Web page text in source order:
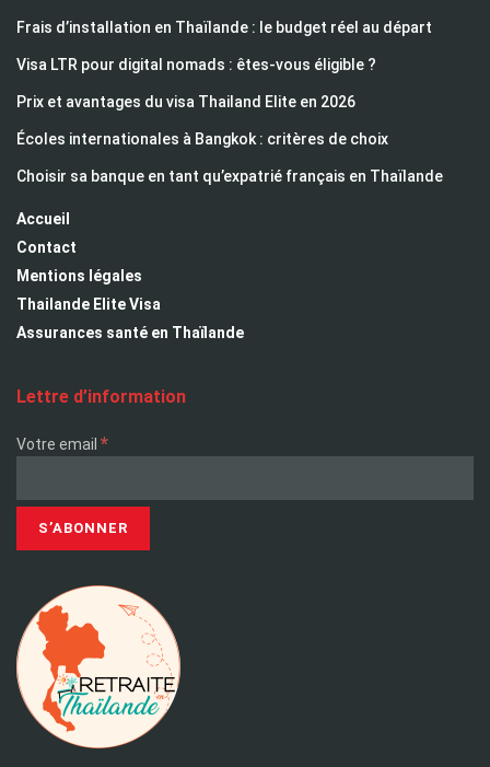
Frais d’installation en Thaïlande : le budget réel au départ
Visa LTR pour digital nomads : êtes-vous éligible ?
Prix et avantages du visa Thailand Elite en 2026
Écoles internationales à Bangkok : critères de choix
Choisir sa banque en tant qu’expatrié français en Thaïlande
Accueil
Contact
Mentions légales
Thailande Elite Visa
Assurances santé en Thaïlande
Lettre d’information
Votre email *